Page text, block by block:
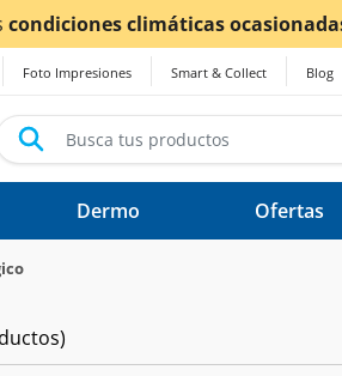
Foto Impresiones Smart & Collect Blog
Dermo Ofertas